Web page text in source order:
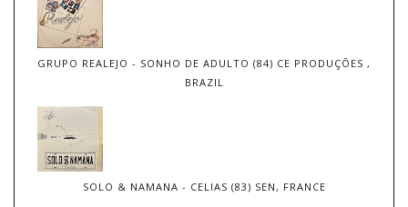
GRUPO REALEJO - SONHO DE ADULTO (84) CE PRODUÇÕES ,
BRAZIL
SOLO & NAMANA - CELIAS (83) SEN, FRANCE